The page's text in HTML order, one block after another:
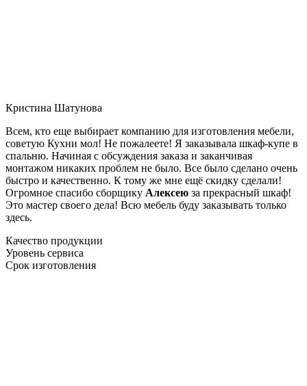
Кристина Шатунова
Всем, кто еще выбирает компанию для изготовления мебели,
советую Кухни мол! Не пожалеете! Я заказывала шкаф-купе в
спальню. Начиная с обсуждения заказа и заканчивая
монтажом никаких проблем не было. Все было сделано очень
быстро и качественно. К тому же мне ещё скидку сделали!
Огромное спасибо сборщику Алексею за прекрасный шкаф!
Это мастер своего дела! Всю мебель буду заказывать только
здесь.
Качество продукции
Уровень сервиса
Срок изготовления